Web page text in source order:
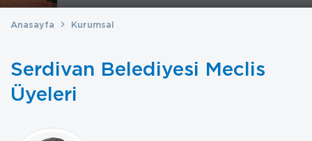
Anasayfa Kurumsal
Serdivan Belediyesi Meclis
Üyeleri